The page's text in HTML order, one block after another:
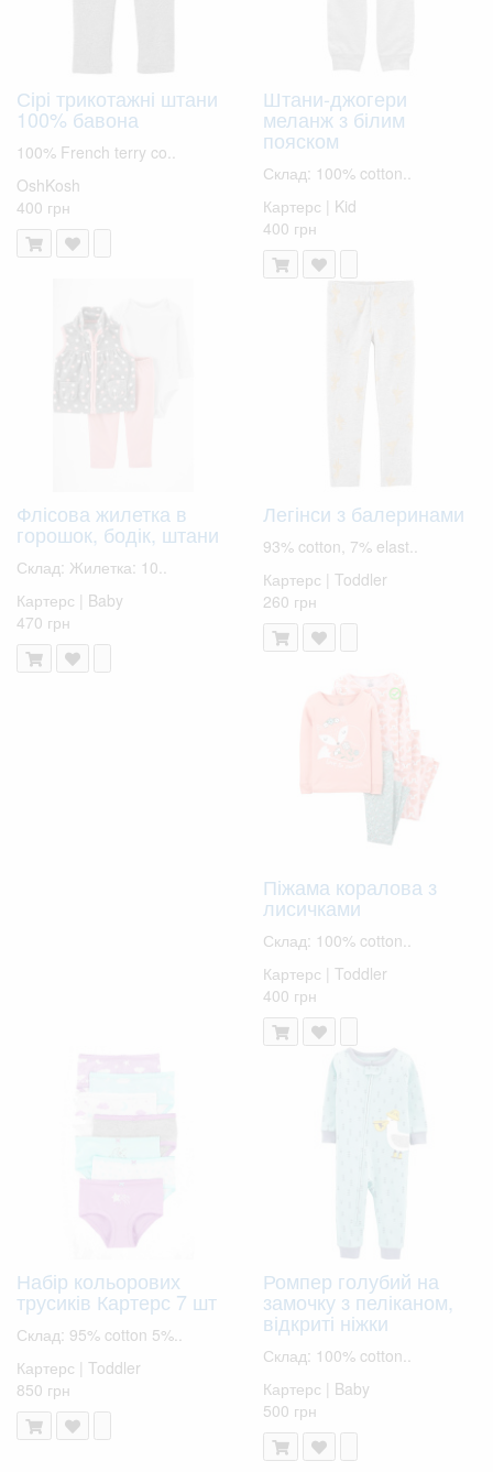
Сірі трикотажні штани
100% бавона
100% French terry co..
OshKosh
400 грн
Штани-джогери
меланж з білим
пояском
Склад: 100% cotton..
Картерс | Kid
400 грн
Флісова жилетка в
горошок, бодік, штани
Склад: Жилетка: 10..
Картерс | Baby
470 грн
Легінси з балеринами
93% cotton, 7% elast..
Картерс | Toddler
260 грн
Піжама коралова з
лисичками
Склад: 100% cotton..
Картерс | Toddler
400 грн
Набір кольорових
трусиків Картерс 7 шт
Склад: 95% cotton 5%..
Картерс | Toddler
850 грн
Ромпер голубий на
замочку з пеліканом,
відкриті ніжки
Склад: 100% cotton..
Картерс | Baby
500 грн